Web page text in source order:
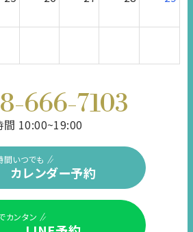
666-7103
間 10:00~19:00
間いつでも
カレンダー予約
カンタン